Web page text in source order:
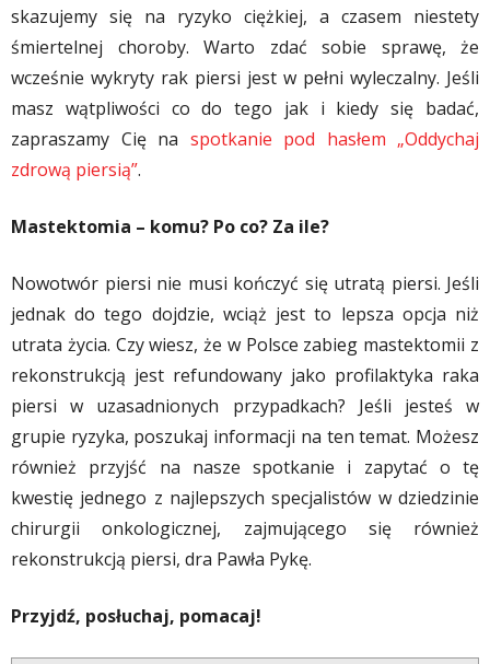
skazujemy się na ryzyko ciężkiej, a czasem niestety
śmiertelnej choroby. Warto zdać sobie sprawę, że
wcześnie wykryty rak piersi jest w pełni wyleczalny. Jeśli
masz wątpliwości co do tego jak i kiedy się badać,
zapraszamy Cię na spotkanie pod hasłem „Oddychaj
zdrową piersią”.
Mastektomia – komu? Po co? Za ile?
Nowotwór piersi nie musi kończyć się utratą piersi. Jeśli
jednak do tego dojdzie, wciąż jest to lepsza opcja niż
utrata życia. Czy wiesz, że w Polsce zabieg mastektomii z
rekonstrukcją jest refundowany jako profilaktyka raka
piersi w uzasadnionych przypadkach? Jeśli jesteś w
grupie ryzyka, poszukaj informacji na ten temat. Możesz
również przyjść na nasze spotkanie i zapytać o tę
kwestię jednego z najlepszych specjalistów w dziedzinie
chirurgii onkologicznej, zajmującego się również
rekonstrukcją piersi, dra Pawła Pykę.
Przyjdź, posłuchaj, pomacaj!